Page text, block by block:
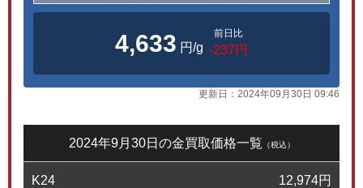
4,633 円/g
前日比
-237円
更新日： 2024年09月30日 09:46
2024年9月30日の金買取価格一覧 （税込）
K24 12,974円